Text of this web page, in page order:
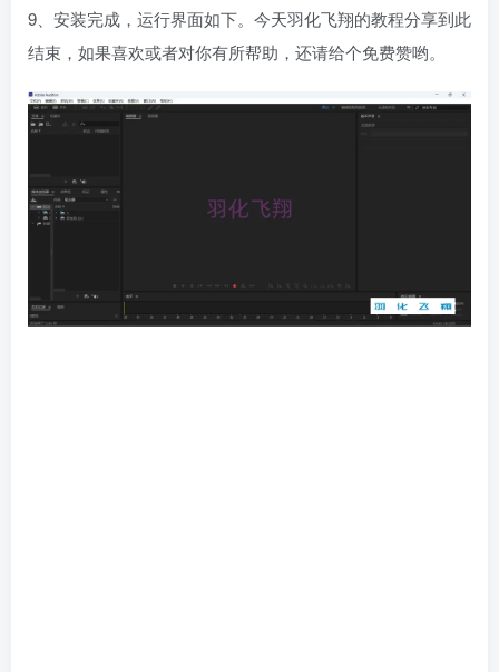
9、安装完成，运行界面如下。今天羽化飞翔的教程分享到此
结束，如果喜欢或者对你有所帮助，还请给个免费赞哟。